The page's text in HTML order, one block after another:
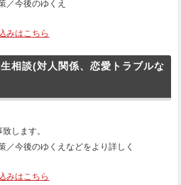
／今後のゆくえ
みはこちら
相談(対人関係、恋愛トラブルな
します。
／今後のゆくえなどをより詳しく
みはこちら